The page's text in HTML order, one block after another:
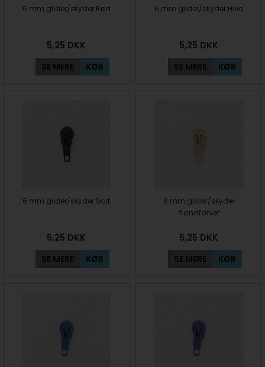
6 mm glider/skyder Rød
5,25 DKK
SE MERE KØB
6 mm glider/skyder Hvid
5,25 DKK
SE MERE KØB
6 mm glider/skyder Sort
5,25 DKK
SE MERE KØB
6 mm glider/skyder
Sandfarvet
5,25 DKK
SE MERE KØB